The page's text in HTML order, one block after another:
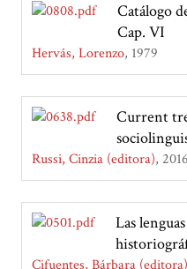
Catálogo
Cap. VI
Hervás, Lorenzo 1979
Current
Russi, Cinzia (editora) 2016
Las
Cifuentes, Bárbara (editora)